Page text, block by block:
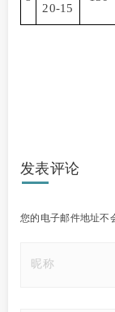
20-15
发表评论
您的电子邮件地址不